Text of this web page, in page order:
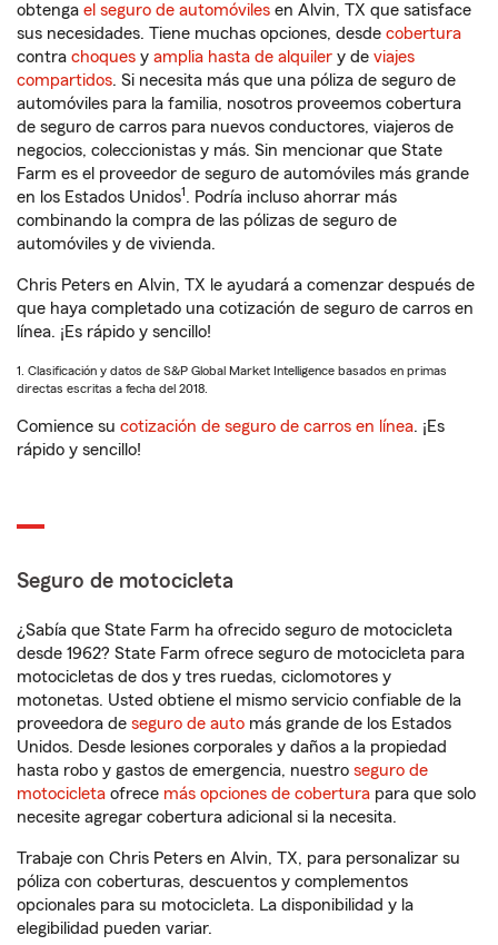
obtenga el seguro de automóviles en Alvin, TX que satisface
sus necesidades. Tiene muchas opciones, desde cobertura
contra choques y amplia hasta de alquiler y de viajes
compartidos. Si necesita más que una póliza de seguro de
automóviles para la familia, nosotros proveemos cobertura
de seguro de carros para nuevos conductores, viajeros de
negocios, coleccionistas y más. Sin mencionar que State
Farm es el proveedor de seguro de automóviles más grande
en los Estados Unidos1 . Podría incluso ahorrar más
combinando la compra de las pólizas de seguro de
automóviles y de vivienda.
Chris Peters en Alvin, TX le ayudará a comenzar después de
que haya completado una cotización de seguro de carros en
línea. ¡Es rápido y sencillo!
1. Clasificación y datos de S&P Global Market Intelligence basados en primas
directas escritas a fecha del 2018.
Comience su cotización de seguro de carros en línea. ¡Es
rápido y sencillo!
Seguro de motocicleta
¿Sabía que State Farm ha ofrecido seguro de motocicleta
desde 1962? State Farm ofrece seguro de motocicleta para
motocicletas de dos y tres ruedas, ciclomotores y
motonetas. Usted obtiene el mismo servicio confiable de la
proveedora de seguro de auto más grande de los Estados
Unidos. Desde lesiones corporales y daños a la propiedad
hasta robo y gastos de emergencia, nuestro seguro de
motocicleta ofrece más opciones de cobertura para que solo
necesite agregar cobertura adicional si la necesita.
Trabaje con Chris Peters en Alvin, TX, para personalizar su
póliza con coberturas, descuentos y complementos
opcionales para su motocicleta. La disponibilidad y la
elegibilidad pueden variar.